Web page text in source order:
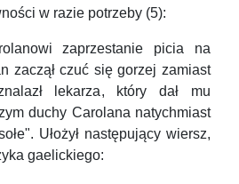
w razie potrzeby (5):
zaprzestanie picia na
zaczął czuć się gorzej zamiast
lekarza, który dał mu
duchy Carolana natychmiast
Ułożył następujący wiersz,
gaelickiego: